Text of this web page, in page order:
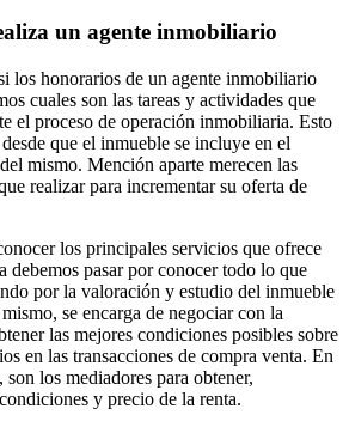
un agente inmobiliario
los honorarios de un agente inmobiliario
cuales son las tareas y actividades que
el proceso de operación inmobiliaria. Esto
que el inmueble se incluye en el
mismo. Mención aparte merecen las
realizar para incrementar su oferta de
los principales servicios que ofrece
debemos pasar por conocer todo lo que
por la valoración y estudio del inmueble
se encarga de negociar con la
las mejores condiciones posibles sobre
en las transacciones de compra venta. En
son los mediadores para obtener,
y precio de la renta.